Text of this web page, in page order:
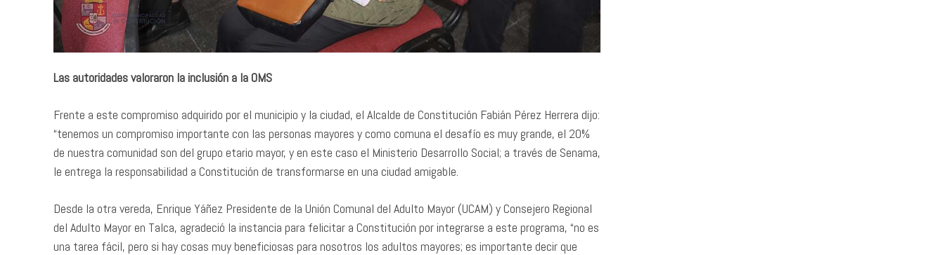
Las autoridades valoraron la inclusión a la OMS
Frente a este compromiso adquirido por el municipio y la ciudad, el Alcalde de Constitución Fabián Pérez Herrera dijo:
“tenemos un compromiso importante con las personas mayores y como comuna el desafío es muy grande, el 20%
de nuestra comunidad son del grupo etario mayor, y en este caso el Ministerio Desarrollo Social; a través de Senama,
le entrega la responsabilidad a Constitución de transformarse en una ciudad amigable.
Desde la otra vereda, Enrique Yáñez Presidente de la Unión Comunal del Adulto Mayor (UCAM) y Consejero Regional
del Adulto Mayor en Talca, agradeció la instancia para felicitar a Constitución por integrarse a este programa, “no es
una tarea fácil, pero si hay cosas muy beneficiosas para nosotros los adultos mayores; es importante decir que